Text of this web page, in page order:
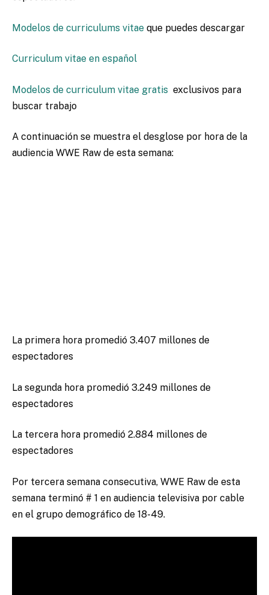
Modelos de curriculums vitae que puedes descargar
Curriculum vitae en español
Modelos de curriculum vitae gratis exclusivos para
buscar trabajo
A continuación se muestra el desglose por hora de la
audiencia WWE Raw de esta semana:
La primera hora promedió 3.407 millones de
espectadores
La segunda hora promedió 3.249 millones de
espectadores
La tercera hora promedió 2.884 millones de
espectadores
Por tercera semana consecutiva, WWE Raw de esta
semana terminó # 1 en audiencia televisiva por cable
en el grupo demográfico de 18-49.